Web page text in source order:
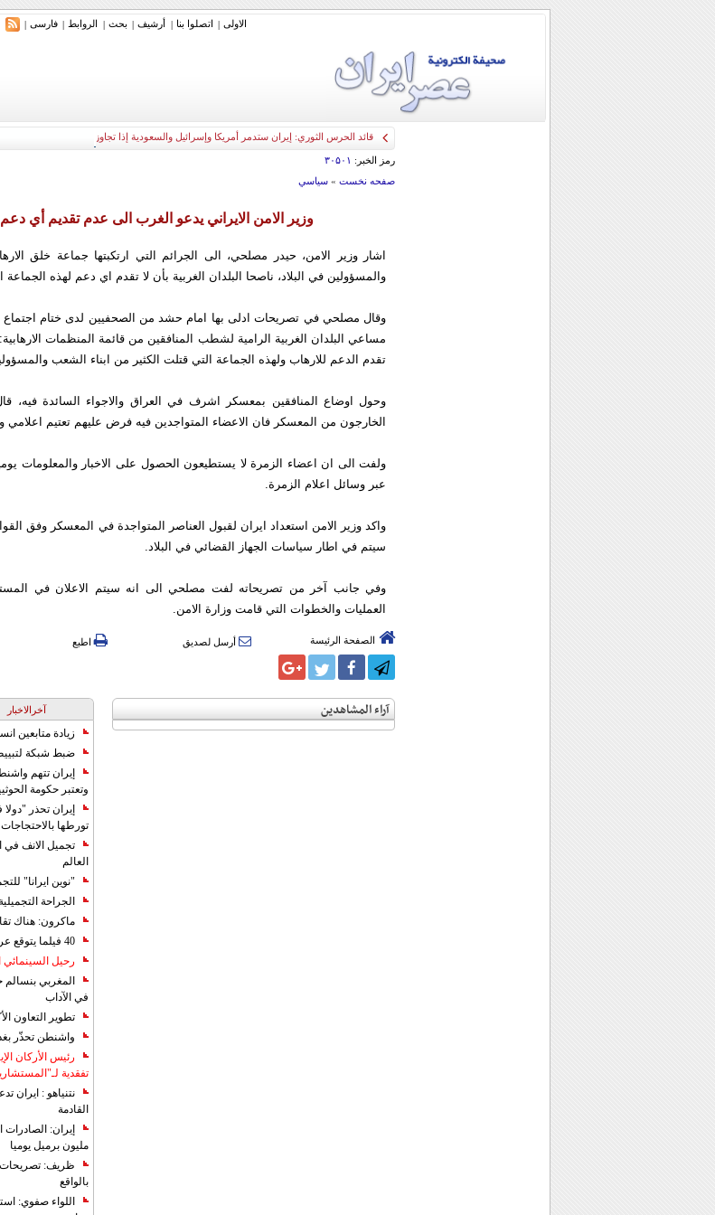
الاولی | اتصلوا بنا | أرشیف | بحث | الروابط | فارسی |
قائد الحرس الثوري: إيران ستدمر أمريكا وإسرائيل والسعودية إذا تجاوزت خطوط طهران
رمز الخبر: ۳۰۵۰۱
صفحه نخست» سياسي
وزير الامن الايراني يدعو الغرب الى عدم تقديم أي
اشار وزير الامن، حيدر مصلحي، الى الجرائم التي ارتكبتها جماعة خلق
والمسؤولين في البلاد، ناصحا البلدان الغربية بأن لا تقدم اي دعم لهذه الجماعة
وقال مصلحي في تصريحات ادلى بها امام حشد من الصحفيين لدى ختام
مساعي البلدان الغربية الرامية لشطب المنافقين من قائمة المنظمات الارهابية:
تقدم الدعم للارهاب ولهذه الجماعة التي قتلت الكثير من ابناء الشعب
وحول اوضاع المنافقين بمعسكر اشرف في العراق والاجواء السائدة فيه،
الخارجون من المعسكر فان الاعضاء المتواجدين فيه فرض عليهم تعتيم اعلامي
ولفت الى ان اعضاء الزمرة لا يستطيعون الحصول على الاخبار والمعلومات
عبر وسائل اعلام الزمرة.
واكد وزير الامن استعداد ايران لقبول العناصر المتواجدة في المعسكر وفق
سيتم في اطار سياسات الجهاز القضائي في البلاد.
وفي جانب آخر من تصريحاته لفت مصلحي الى انه سيتم الاعلان في
العمليات والخطوات التي قامت وزارة الامن.
الصفحة الرئيسة أرسل لصديق اطبع
آراء المشاهدين آخرالاخبار
زيادة متابعين
ضبط شبكة
إيران تتهم
وتعتبر حكومة
إيران تحذر
تورطها بالاحتجاجات
تجميل الانف في
العالم
"نوين ايرانا"
الجراحة
ماكرون: هناك
40 فيلما يتوقع عرضها في مهرجان كان 2019
رحيل
المغربي
في الآداب
تطوير التعاون
واشنطن تحذّر
رئيس الأركان
تفقدية
نتنياهو : ايران
القادمة
مليون برميل يوميا
ظريف: تصريحات
بالواقع
اللواء صفوي: